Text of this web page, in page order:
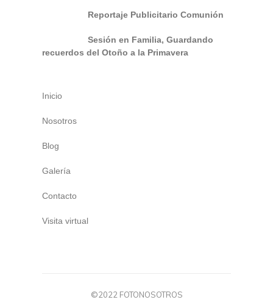
Reportaje Publicitario Comunión
Sesión en Familia, Guardando
recuerdos del Otoño a la Primavera
Inicio
Nosotros
Blog
Galería
Contacto
Visita virtual
©2022 FOTONOSOTROS